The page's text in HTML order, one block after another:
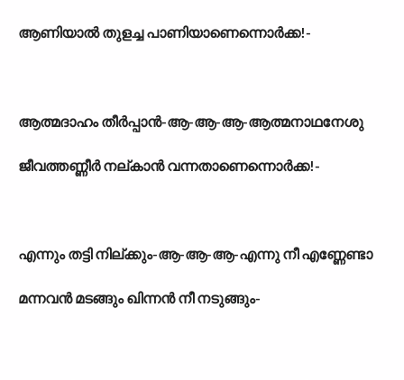
ആണിയാൽ തുളച്ച പാണിയാണെന്നൊർക്ക!-
ആത്മദാഹം തീർപ്പാൻ-ആ-ആ-ആ-ആത്മനാഥനേശു
ജീവത്തണ്ണീർ നല്കാൻ വന്നതാണെന്നൊർക്ക!-
എന്നും തട്ടി നില്ക്കും-ആ-ആ-ആ-എന്നു നീ എണ്ണേണ്ടാ
മന്നവൻ മടങ്ങും ഖിന്നൻ നീ നടുങ്ങും-